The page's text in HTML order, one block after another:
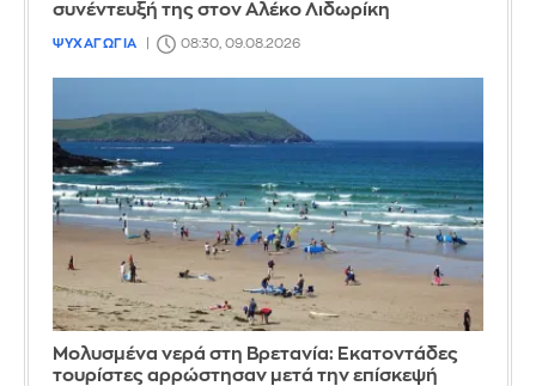
συνέντευξή της στον Αλέκο Λιδωρίκη
ΨΥΧΑΓΩΓΙΑ 08:30, 09.08.2026
Μολυσμένα νερά στη Βρετανία: Εκατοντάδες
τουρίστες αρρώστησαν μετά την επίσκεψή